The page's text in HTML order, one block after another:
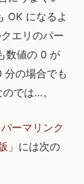
OK になるよ
エリのパー
数値の 0 が
分の場合でも
では…。
パーマリンク
」には次の